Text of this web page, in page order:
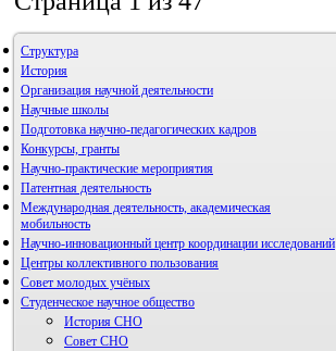
Структура
История
Организация научной деятельности
Научные школы
Подготовка научно-педагогических кадров
Конкурсы, гранты
Научно-практические мероприятия
Патентная деятельность
Международная деятельность, академическая
мобильность
Научно-инновационный центр координации исследований
НИИ микрохирургии и клинической анатомии
Центры коллективного пользования
Совет молодых учёных
Студенческое научное общество
История СНО
Совет СНО